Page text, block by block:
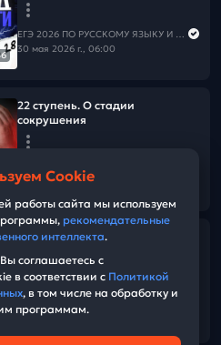
ЕГЭ 2026 ПО РУССКОМУ ЯЗЫКУ И МАТЕМАТИКЕ
30 мая 2026 г., 06:00
22 ступень. О стадии
сокрушения
29 мая 2026 г., 14:30
Заряд бодрости на 27-ой день
ЕГЭ 2026 ПО РУССКОМУ ЯЗЫКУ И МАТЕМАТИКЕ
29 мая 2026 г., 06:00
Cookie
работы сайта мы используем
рекомендательные
интеллекта.
соглашаетесь с
в соответствии с Политикой
, в том числе на обработку и
программам.